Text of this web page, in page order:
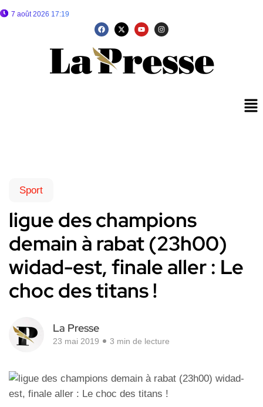
7 août 2026 17:19
Sport
ligue des champions
demain à rabat (23h00)
widad-est, finale aller : Le
choc des titans !
La Presse
23 mai 2019 3 min de lecture